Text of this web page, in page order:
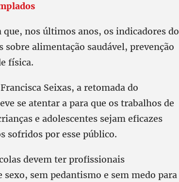
nos últimos anos, os indicadores do
sobre alimentação saudável, prevenção
física.
Seixas, a retomada do
se atentar a para que os trabalhos de
e adolescentes sejam eficazes
sofridos por esse público.
devem ter profissionais
sem pedantismo e sem medo para